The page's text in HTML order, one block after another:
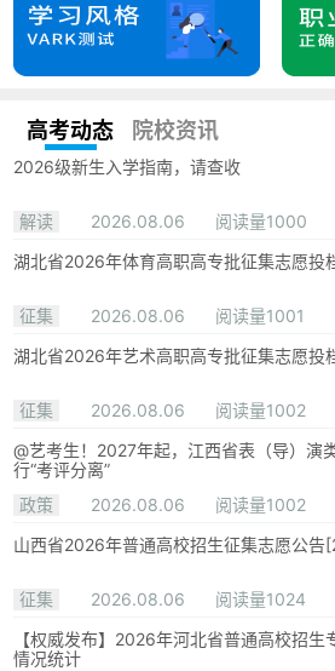
高考动态 院校资讯
2026级新生入学指南，请查收
解读 2026.08.06
阅读量1000
湖北省2026年体育高职高专批征集志愿投
征集 2026.08.06
阅读量1001
湖北省2026年艺术高职高专批征集志愿投
征集 2026.08.06
阅读量1002
@艺考生！2027年起，江西省表（导）演
行“考评分离”
政策
2026.08.06
阅读量1002
山西省2026年普通高校招生征集志愿公告
征集 2026.08.06
阅读量1024
【权威发布】2026年河北省普通高校招生
情况统计